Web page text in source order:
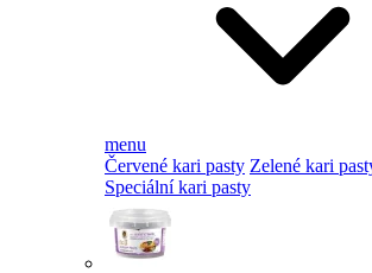
menu
Červené kari pasty Zelené kari
Speciální kari pasty